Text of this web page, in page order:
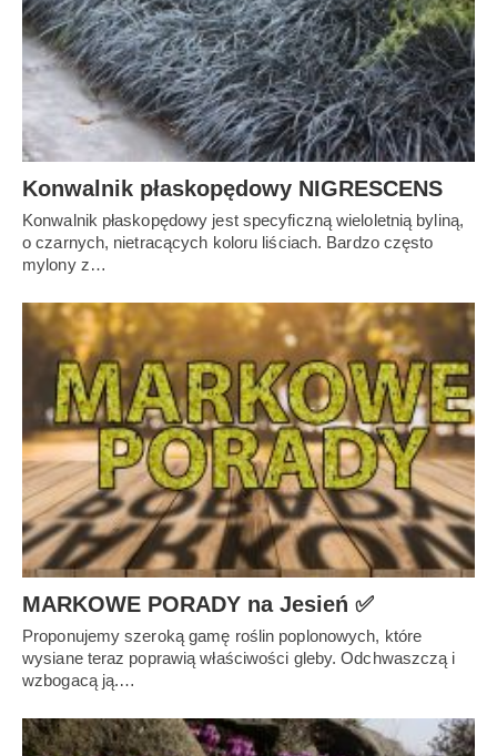
Konwalnik płaskopędowy NIGRESCENS
Konwalnik płaskopędowy jest specyficzną wieloletnią byliną,
o czarnych, nietracących koloru liściach. Bardzo często
mylony z…
MARKOWE PORADY na Jesień ✅
Proponujemy szeroką gamę roślin poplonowych, które
wysiane teraz poprawią właściwości gleby. Odchwaszczą i
wzbogacą ją.…